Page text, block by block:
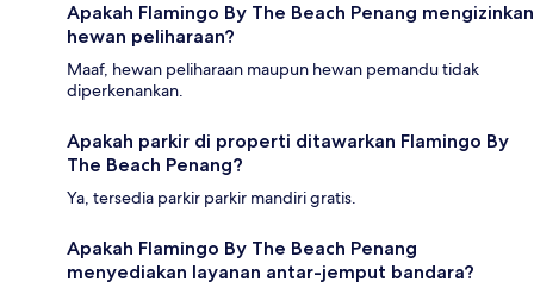
Apakah Flamingo By The Beach Penang mengizinkan
hewan peliharaan?
Maaf, hewan peliharaan maupun hewan pemandu tidak
diperkenankan.
Apakah parkir di properti ditawarkan Flamingo By
The Beach Penang?
Ya, tersedia parkir parkir mandiri gratis.
Apakah Flamingo By The Beach Penang
menyediakan layanan antar-jemput bandara?